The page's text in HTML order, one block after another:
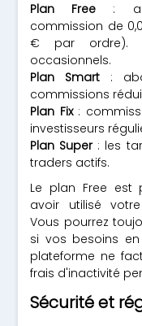
Plan Free :
commission de
€ par ordre).
occasionnels.
Plan Smart :
commissions
Plan Fix:
investisseurs
Plan Super: les
traders actifs.
Le plan Free est
avoir utilisé votre
Vous pourrez
si vos besoins
plateforme ne
frais d'inactivité
Sécurité et